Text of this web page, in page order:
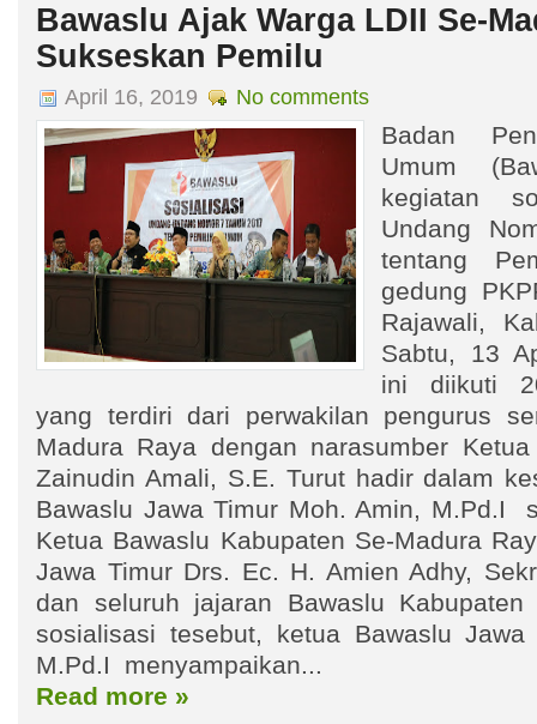
Bawaslu Ajak Warga LDII Se-
Sukseskan Pemilu
April 16, 2019 No comments
Badan
Umum
kegiatan
Undang
tentang
gedung
Rajawali,
Sabtu, 13
ini diikuti
yang terdiri dari perwakilan pengurus
Madura Raya dengan narasumber
Zainudin Amali, S.E. Turut hadir dalam
Bawaslu Jawa Timur Moh. Amin, M.Pd.I
Ketua Bawaslu Kabupaten Se-Madura
Jawa Timur Drs. Ec. H. Amien Adhy,
dan seluruh jajaran Bawaslu
sosialisasi tesebut, ketua Bawaslu
M.Pd.I menyampaikan...
Read more »